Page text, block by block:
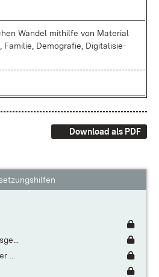
Wan­del mit­hil­fe von Ma­te­ri­al
Fa­mi­lie, De­mo­gra­fie, Di­gi­ta­li­sie­
Download als PDF
...